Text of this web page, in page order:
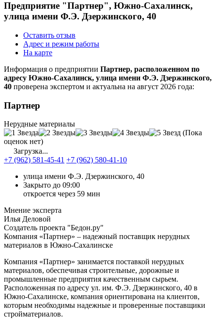
Предприятие "Партнер", Южно-Сахалинск,
улица имени Ф.Э. Дзержинского, 40
Оставить отзыв
Адрес и режим работы
На карте
Информация о предприятии Партнер, расположенном по
адресу Южно-Сахалинск, улица имени Ф.Э. Дзержинского,
40 проверена экспертом и актуальна на август 2026 года:
Партнер
Нерудные материалы
(Пока
оценок нет)
Загрузка...
+7 (962) 581-45-41 +7 (962) 580-41-10
улица имени Ф.Э. Дзержинского, 40
Закрыто до 09:00
откроется через 59 мин
Мнение эксперта
Илья Деловой
Создатель проекта "Бедон.ру"
Компания «Партнер» – надежный поставщик нерудных
материалов в Южно-Сахалинске
Компания «Партнер» занимается поставкой нерудных
материалов, обеспечивая строительные, дорожные и
промышленные предприятия качественным сырьем.
Расположенная по адресу ул. им. Ф.Э. Дзержинского, 40 в
Южно-Сахалинске, компания ориентирована на клиентов,
которым необходимы надежные и проверенные поставщики
стройматериалов.